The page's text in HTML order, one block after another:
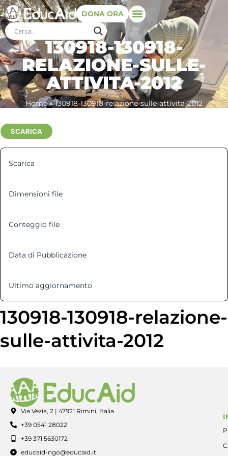
DONA ORA
130918-130918-
RELAZIONE-SULLE-
ATTIVITA-2012
Home»130918-130918-relazione-sulle-attivita-2012
SCARICA
Scarica
Dimensioni file
Conteggio file
Data di Pubblicazione
Ultimo aggiornamento
130918-130918-relazione-
sulle-attivita-2012
Via Vezia, 2 | 47921 Rimini, Italia
+39 0541 28022
+39 371 5630172
educaid-ngo@educaid.it